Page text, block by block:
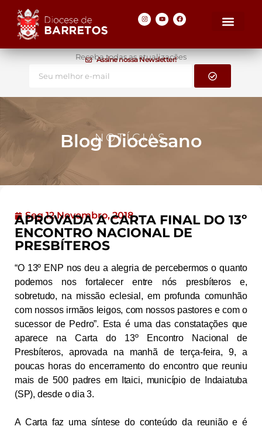
Assine nossa Newsletter!
Receba todas as atualizações
NOTÍCIAS
Blog Diocesano
Seg 12 Novembro, 2018
APROVADA A CARTA FINAL DO 13º
ENCONTRO NACIONAL DE
PRESBÍTEROS
“O 13º ENP nos deu a alegria de percebermos o quanto
podemos nos fortalecer entre nós presbíteros e,
sobretudo, na missão eclesial, em profunda comunhão
com nossos irmãos leigos, com nossos pastores e com o
sucessor de Pedro”. Esta é uma das constatações que
aparece na Carta do 13º Encontro Nacional de
Presbíteros, aprovada na manhã de terça-feira,9, a
poucas horas do encerramento do encontro que reuniu
mais de 500 padres em Itaici, município de Indaiatuba
(SP), desde o dia3.
ACarta faz uma síntese do conteúdo da reunião e é